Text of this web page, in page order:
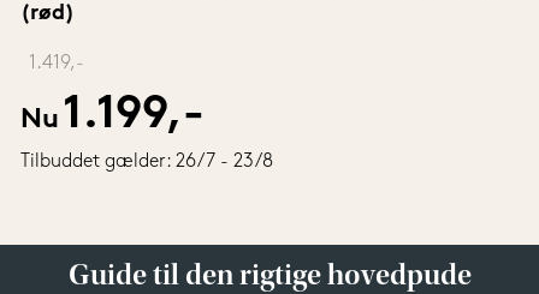
(rød)
1.419,-
Nu 1.199,-
Tilbuddet gælder: 26/7 - 23/8
Guide til den rigtige hovedpude